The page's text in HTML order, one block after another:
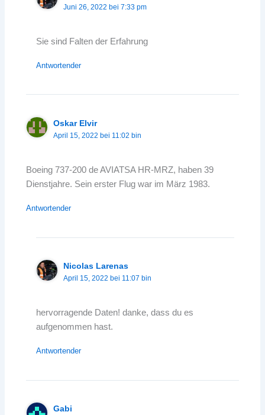
Juni 26, 2022 bei 7:33 pm
Sie sind Falten der Erfahrung
Antwortender
Oskar Elvir
April 15, 2022 bei 11:02 bin
Boeing 737-200 de AVIATSA HR-MRZ, haben 39
Dienstjahre. Sein erster Flug war im März 1983.
Antwortender
Nicolas Larenas
April 15, 2022 bei 11:07 bin
hervorragende Daten! danke, dass du es
aufgenommen hast.
Antwortender
Gabi